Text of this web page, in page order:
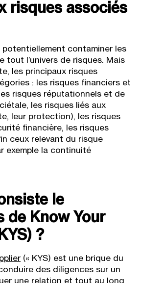
risques associés
potentiellement contaminer les
tout l’univers de risques. Mais
les principaux risques
: les risques financiers et
risques réputationnels et de
les risques liés aux
leur protection), les risques
financière, les risques
ceux relevant du risque
exemple la continuité
le
de Know Your
?
(« KYS) est une brique du
des diligences sur un
une relation et tout au long